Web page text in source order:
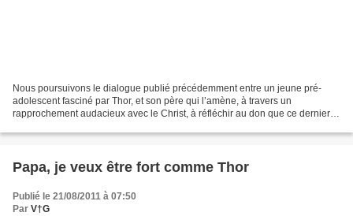
Nous poursuivons le dialogue publié précédemment entre un jeune pré-
adolescent fasciné par Thor, et son père qui l’amène, à travers un
rapprochement audacieux avec le Christ, à réfléchir au don que ce dernier fit
Papa, je veux être fort comme Thor
Publié le 21/08/2011 à 07:50
Par V†G